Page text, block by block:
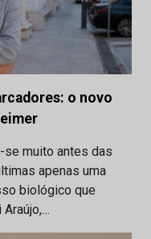
o novo
muito antes das
apenas uma
biológico que